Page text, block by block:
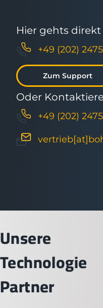
Hier gehts
+49 (202)
Zum Support
Oder
+49 (202)
Unsere
Technologie
Partner